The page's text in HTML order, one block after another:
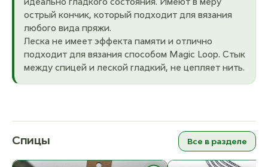
острый кончик, который подходит для вязания
любого вида пряжи.
Леска не имеет эффекта памяти и отлично
подходит для вязания способом Magic Loop. Стык
между спицей и леской гладкий, не цепляет нить.
Спицы Все в разделе